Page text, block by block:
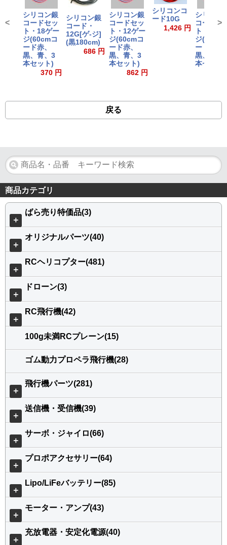
シリコン銀
コードセッ
ト・18ゲー
ジ(60cmコ
ード赤、
黒、青、3
本セット)
370 円
シリコン銀
コード・
12G[ゲ-ジ]
(黒180cm)
686 円
シリコン銀
コードセッ
ト・12ゲー
ジ(60cmコ
ード赤、
黒、青、3
本セット)
862 円
シリコンコ
ード10G
1,426 円
シリコン
コードセ
ト・16ゲ
ジ(60cm
ード赤、
黒、青、3
本セット)
< >
戻る
商品カテゴリ
＋
ばら売り特価品(3)
＋
オリジナルパーツ(40)
＋
RCヘリコプター(481)
＋
ドローン(3)
＋
RC飛行機(42)
100g未満RCプレーン(15)
ゴム動力プロペラ飛行機(28)
＋
飛行機パーツ(281)
＋
送信機・受信機(39)
＋
サーボ・ジャイロ(66)
＋
プロポアクセサリー(64)
＋
Lipo/LiFeバッテリー(85)
＋
モーター・アンプ(43)
＋
充放電器・安定化電源(40)